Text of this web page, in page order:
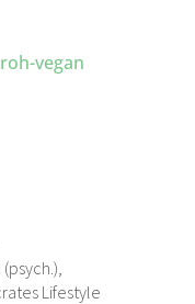
Lifestyle